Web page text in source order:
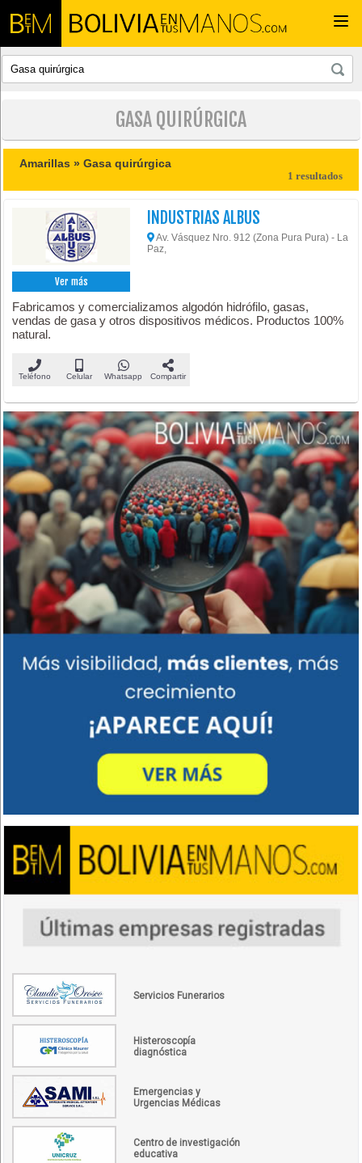
GASA QUIRÚRGICA
Amarillas »Gasa quirúrgica
1 resultados
Ver más
INDUSTRIAS ALBUS
Av. Vásquez Nro. 912 (Zona Pura Pura) - La
Paz,
Fabricamos y comercializamos algodón hidrófilo, gasas,
vendas de gasa y otros dispositivos médicos. Productos 100%
natural.
Teléfono Celular Whatsapp Compartir
Servicios Funerarios
Histeroscopía
diagnóstica
Emergencias y
Urgencias Médicas
Centro de investigación
educativa